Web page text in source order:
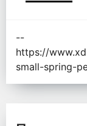
--
https://
small-spring-